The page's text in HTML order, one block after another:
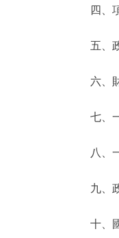
四、項
五、政
六、財
七、一
八、一
九、政
十、國